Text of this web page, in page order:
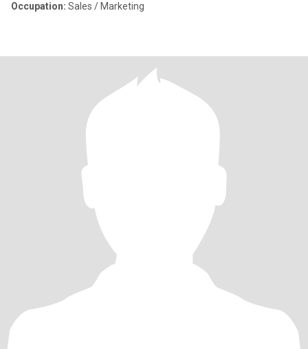
Occupation: Sales / Marketing